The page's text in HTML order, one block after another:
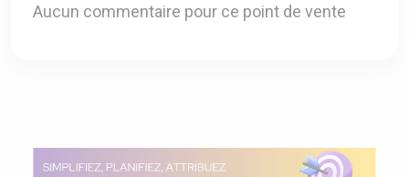
Aucun commentaire pour ce point de vente